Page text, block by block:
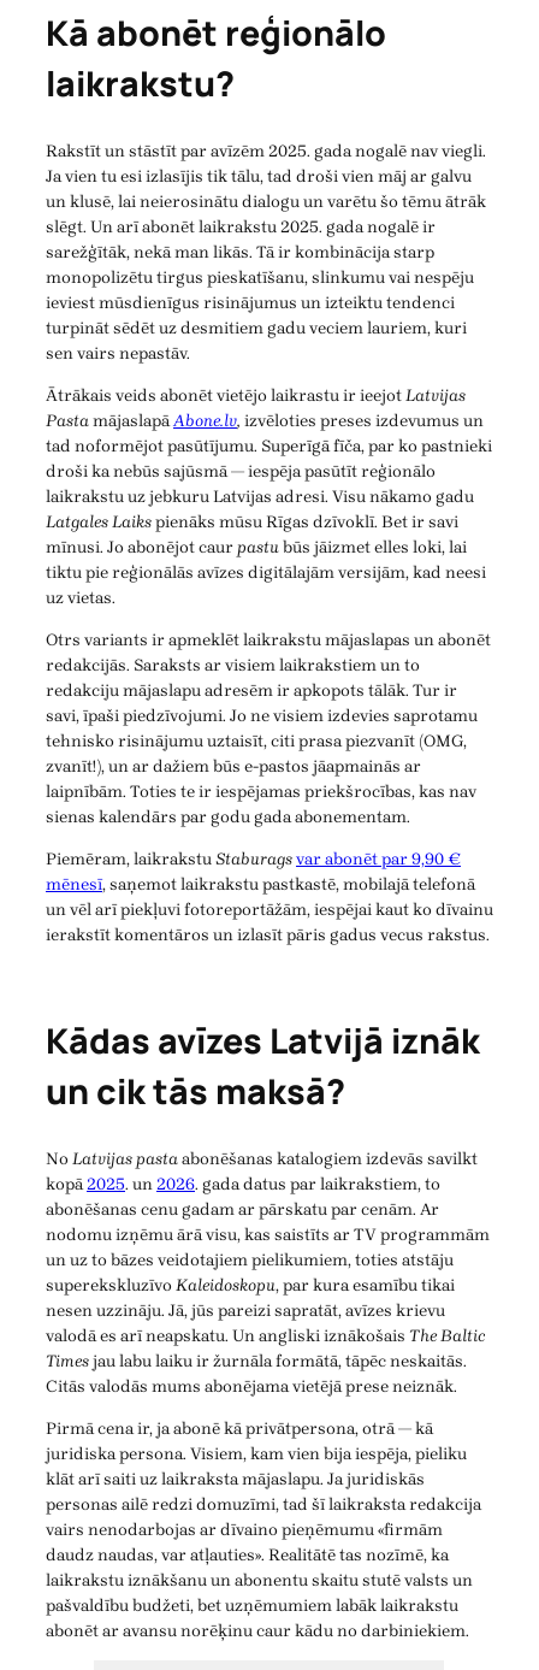
Kā abonēt reģionālo
laikrakstu?
Rakstīt un stāstīt par avīzēm 2025. gada nogalē nav viegli.
Ja vien tu esi izlasījis tik tālu, tad droši vien māj ar galvu
un klusē, lai neierosinātu dialogu un varētu šo tēmu ātrāk
slēgt. Un arī abonēt laikrakstu 2025. gada nogalē ir
sarežģītāk, nekā man likās. Tā ir kombinācija starp
monopolizētu tirgus pieskatīšanu, slinkumu vai nespēju
ieviest mūsdienīgus risinājumus un izteiktu tendenci
turpināt sēdēt uz desmitiem gadu veciem lauriem, kuri
sen vairs nepastāv.
Ātrākais veids abonēt vietējo laikrastu ir ieejotLatvijas
PastamājaslapāAbone.lv, izvēloties preses izdevumus un
tad noformējot pasūtījumu. Superīgā fīča, par ko pastnieki
droši ka nebūs sajūsmā — iespēja pasūtīt reģionālo
laikrakstu uz jebkuru Latvijas adresi. Visu nākamo gadu
Latgales Laikspienāks mūsu Rīgas dzīvoklī. Bet ir savi
mīnusi. Jo abonējot caurpastubūs jāizmet elles loki, lai
tiktu pie reģionālās avīzes digitālajām versijām, kad neesi
uz vietas.
Otrs variants ir apmeklēt laikrakstu mājaslapas un abonēt
redakcijās. Saraksts ar visiem laikrakstiem un to
redakciju mājaslapu adresēm ir apkopots tālāk. Tur ir
savi, īpaši piedzīvojumi. Jo ne visiem izdevies saprotamu
tehnisko risinājumu uztaisīt, citi prasa piezvanīt (OMG,
zvanīt!), un ar dažiem būs e-pastos jāapmainās ar
laipnībām. Toties te ir iespējamas priekšrocības, kas nav
sienas kalendārs par godu gada abonementam.
Piemēram, laikrakstuStaburagsvar abonēt par 9,90 €
mēnesī, saņemot laikrakstu pastkastē, mobilajā telefonā
un vēl arī piekļuvi fotoreportāžām, iespējai kaut ko dīvainu
ierakstīt komentāros un izlasīt pāris gadus vecus rakstus.
Kādas avīzes Latvijā iznāk
un cik tās maksā?
NoLatvijas pastaabonēšanas katalogiem izdevās savilkt
kopā2025. un2026. gada datus par laikrakstiem, to
abonēšanas cenu gadam ar pārskatu par cenām. Ar
nodomu izņēmu ārā visu, kas saistīts ar TV programmām
un uz to bāzes veidotajiem pielikumiem, toties atstāju
superekskluzīvoKaleidoskopu, par kura esamību tikai
nesen uzzināju. Jā, jūs pareizi sapratāt, avīzes krievu
valodā es arī neapskatu. Un angliski iznākošais The Baltic
Timesjau labu laiku ir žurnāla formātā, tāpēc neskaitās.
Citās valodās mums abonējama vietējā prese neiznāk.
Pirmā cena ir, ja abonē kā privātpersona, otrā — kā
juridiska persona. Visiem, kam vien bija iespēja, pieliku
klāt arī saiti uz laikraksta mājaslapu. Ja juridiskās
personas ailē redzi domuzīmi, tad šī laikraksta redakcija
vairs nenodarbojas ar dīvaino pieņēmumu «firmām
daudz naudas, var atļauties». Realitātē tas nozīmē, ka
laikrakstu iznākšanu un abonentu skaitu stutē valsts un
pašvaldību budžeti, bet uzņēmumiem labāk laikrakstu
abonēt ar avansu norēķinu caur kādu no darbiniekiem.